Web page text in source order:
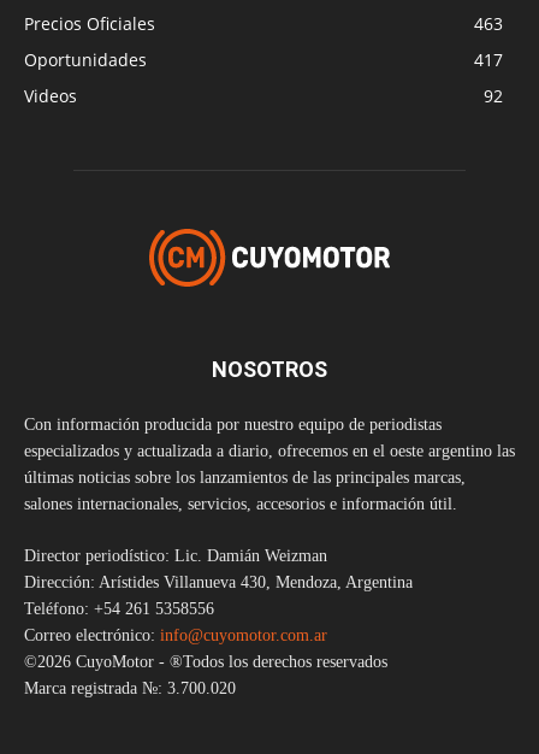
Precios Oficiales
463
Oportunidades
417
Videos
92
NOSOTROS
Con información producida por nuestro equipo de periodistas
especializados y actualizada a diario, ofrecemos en el oeste argentino las
últimas noticias sobre los lanzamientos de las principales marcas,
salones internacionales, servicios, accesorios e información útil.
Director periodístico: Lic. Damián Weizman
Dirección: Arístides Villanueva 430, Mendoza, Argentina
Teléfono: +54 261 5358556
Correo electrónico: info@cuyomotor.com.ar
©2026 CuyoMotor - ®Todos los derechos reservados
Marca registrada №: 3.700.020